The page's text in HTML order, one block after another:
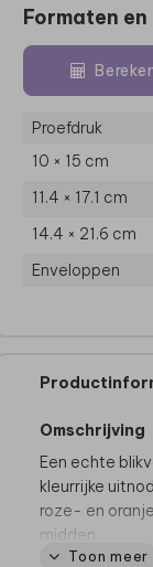
Formaten
Proefdruk
10 × 15 cm
11.4 × 17.1 cm
14.4 × 21.6 cm
Enveloppen
Omschrijving
Een echte
kleurrijke
roze- en
midden.
Toon meer